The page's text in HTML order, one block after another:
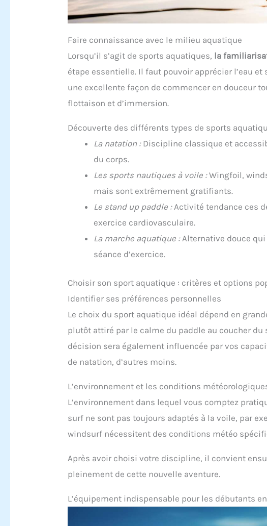
Faire connaissance avec le milieu aquatique
Lorsqu’il s’agit de sports aquatiques, la
étape essentielle. Il faut pouvoir apprécier l’eau et
une excellente façon de commencer en douceur
flottaison et d’immersion.
Découverte des différents types de sports
La natation :Discipline classique et
du corps.
Les sports nautiques à voile :Wingfoil,
mais sont extrêmement gratifiants.
Le stand up paddle :Activité tendance ces
exercice cardiovasculaire.
La marche aquatique :Alternative douce
séance d’exercice.
Choisir son sport aquatique : critères et options
Identifier ses préférences personnelles
Le choix du sport aquatique idéal dépend en
plutôt attiré par le calme du paddle au coucher du
décision sera également influencée par vos
de natation, d’autres moins.
L’environnement et les conditions
L’environnement dans lequel vous comptez
surf ne sont pas toujours adaptés à la voile, par
windsurf nécessitent des conditions météo
Après avoir choisi votre discipline, il convient
pleinement de cette nouvelle aventure.
L’équipement indispensable pour les débutants